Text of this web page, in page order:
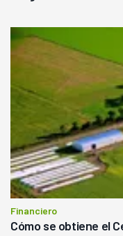
Financiero
Cómo se obtiene el